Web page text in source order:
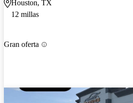
Houston, TX
12 millas
Gran oferta